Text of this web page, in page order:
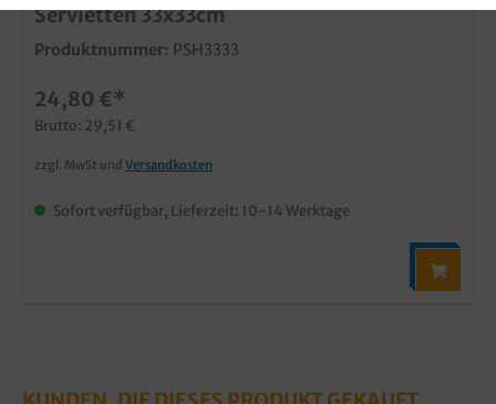
Servietten 33x33cm
Produktnummer: PSH3333
24,80 €*
Brutto: 29,51 €
zzgl. MwSt und Versandkosten
Sofort verfügbar, Lieferzeit: 10-14 Werktage